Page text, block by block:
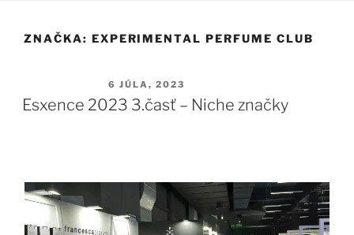
ZNAČKA: EXPERIMENTAL PERFUME CLUB
6 JÚLA, 2023
Esxence 2023 3.časť – Niche značky